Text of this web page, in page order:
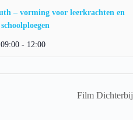
– vorming voor leerkrachten en
- 12:00
Film Dichterbij